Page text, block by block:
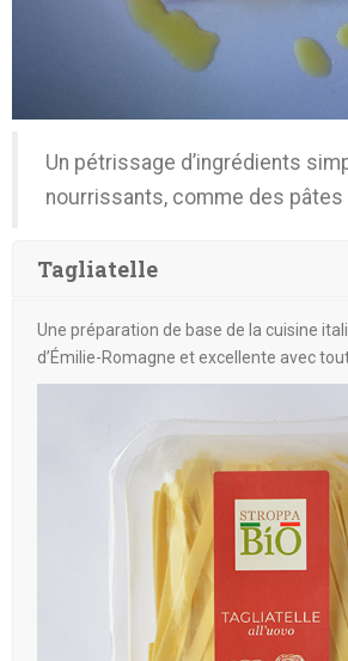
Un pétrissage d’ingrédients
nourrissants, comme des pâtes
Tagliatelle
Une préparation de base de la cuisine
d’Émilie-Romagne et excellente avec